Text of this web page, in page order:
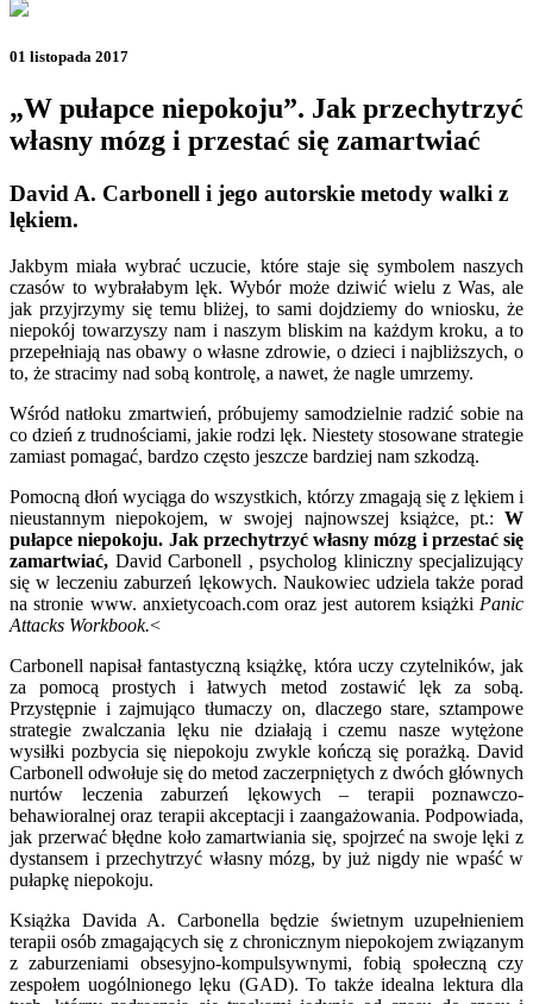
01 listopada 2017
„W pułapce niepokoju”. Jak przechytrzyć
własny mózg i przestać się zamartwiać
David A. Carbonell i jego autorskie metody walki z
lękiem.
Jakbym miała wybrać uczucie, które staje się symbolem naszych
czasów to wybrałabym lęk. Wybór może dziwić wielu z Was, ale
jak przyjrzymy się temu bliżej, to sami dojdziemy do wniosku, że
niepokój towarzyszy nam i naszym bliskim na każdym kroku, a to
przepełniają nas obawy o własne zdrowie, o dzieci i najbliższych, o
to, że stracimy nad sobą kontrolę, a nawet, że nagle umrzemy.
Wśród natłoku zmartwień, próbujemy samodzielnie radzić sobie na
co dzień z trudnościami, jakie rodzi lęk. Niestety stosowane strategie
zamiast pomagać, bardzo często jeszcze bardziej nam szkodzą.
Pomocną dłoń wyciąga do wszystkich, którzy zmagają się z lękiem i
nieustannym niepokojem, w swojej najnowszej książce, pt.: W
pułapce niepokoju. Jak przechytrzyć własny mózg i przestać się
zamartwiać, David Carbonell , psycholog kliniczny specjalizujący
się w leczeniu zaburzeń lękowych. Naukowiec udziela także porad
na stronie www. anxietycoach.com oraz jest autorem książki Panic
Attacks Workbook.<
Carbonell napisał fantastyczną książkę, która uczy czytelników, jak
za pomocą prostych i łatwych metod zostawić lęk za sobą.
Przystępnie i zajmująco tłumaczy on, dlaczego stare, sztampowe
strategie zwalczania lęku nie działają i czemu nasze wytężone
wysiłki pozbycia się niepokoju zwykle kończą się porażką. David
Carbonell odwołuje się do metod zaczerpniętych z dwóch głównych
nurtów leczenia zaburzeń lękowych – terapii poznawczo-
behawioralnej oraz terapii akceptacji i zaangażowania. Podpowiada,
jak przerwać błędne koło zamartwiania się, spojrzeć na swoje lęki z
dystansem i przechytrzyć własny mózg, by już nigdy nie wpaść w
pułapkę niepokoju.
Książka Davida A. Carbonella będzie świetnym uzupełnieniem
terapii osób zmagających się z chronicznym niepokojem związanym
z zaburzeniami obsesyjno-kompulsywnymi, fobią społeczną czy
zespołem uogólnionego lęku (GAD). To także idealna lektura dla